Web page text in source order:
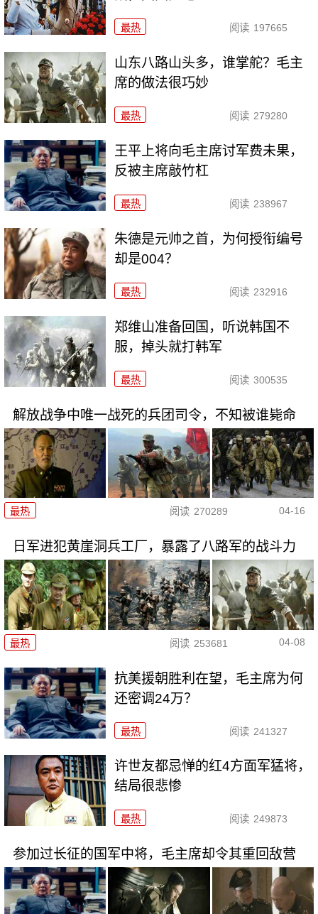
最热 阅读 197665
山东八路山头多，谁掌舵？毛主
席的做法很巧妙
最热 阅读 279280
王平上将向毛主席讨军费未果，
反被主席敲竹杠
最热 阅读 238967
朱德是元帅之首，为何授衔编号
却是004？
最热 阅读 232916
郑维山准备回国，听说韩国不
服，掉头就打韩军
最热 阅读 300535
解放战争中唯一战死的兵团司令，不知被谁毙命
最热 阅读 270289 04-16
日军进犯黄崖洞兵工厂，暴露了八路军的战斗力
最热 阅读 253681 04-08
抗美援朝胜利在望，毛主席为何
还密调24万？
最热 阅读 241327
许世友都忌惮的红4方面军猛将，
结局很悲惨
最热 阅读 249873
参加过长征的国军中将，毛主席却令其重回敌营